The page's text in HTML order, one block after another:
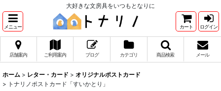
大好きな文房具をいつもとなりに
メニュー カート ログイン
店舗案内 ご利用案内 ブログ カテゴリ 商品検索 メール
ホーム > レター・カード > オリジナルポストカード
> トナリノポストカード「すいかとり」